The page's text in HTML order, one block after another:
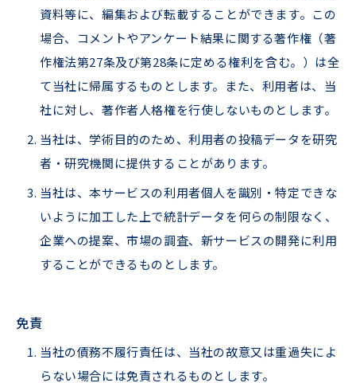
資料等に、編集および転載することができます。この
場合、コメントやアンケート結果に関する著作権（著
作権法第27条及び第28条に定める権利を含む。）は全
て当社に帰属するものとします。また、利⽤者は、当
社に対し、著作者⼈格権を⾏使しないものとします。
当社は、学術⽬的のため、利⽤者の投稿データを研究
者・研究機関に提供することがあります。
当社は、本サービスの利⽤者個⼈を識別・特定できな
いように加⼯した上で統計データを何らの制限なく、
企業への提案、市場の調査、新サービスの開発に利⽤
することができるものとします。
免責
当社の債務不履⾏責任は、当社の故意⼜は重過失によ
らない場合には免責されるものとします。